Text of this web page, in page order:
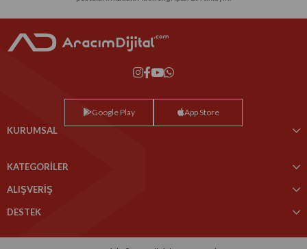
Google Play App Store
KURUMSAL
KATEGORİLER
ALIŞVERİŞ
DESTEK